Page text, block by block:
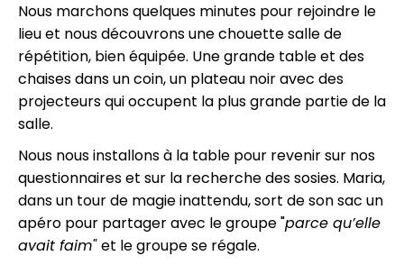
Nous marchons quelques minutes pour rejoindre le
lieu et nous découvrons une chouette salle de
répétition, bien équipée. Une grande table et des
chaises dans un coin, un plateau noir avec des
projecteurs qui occupent la plus grande partie de la
salle.
Nous nous installons à la table pour revenir sur nos
questionnaires et sur la recherche des sosies. Maria,
dans un tour de magie inattendu, sort de son sac un
apéro pour partager avec le groupe "parce qu’elle
avait faim"et le groupe se régale.